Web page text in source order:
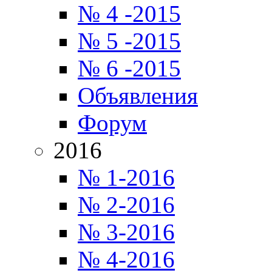
№ 4 -2015
№ 5 -2015
№ 6 -2015
Объявления
Форум
2016
№ 1-2016
№ 2-2016
№ 3-2016
№ 4-2016